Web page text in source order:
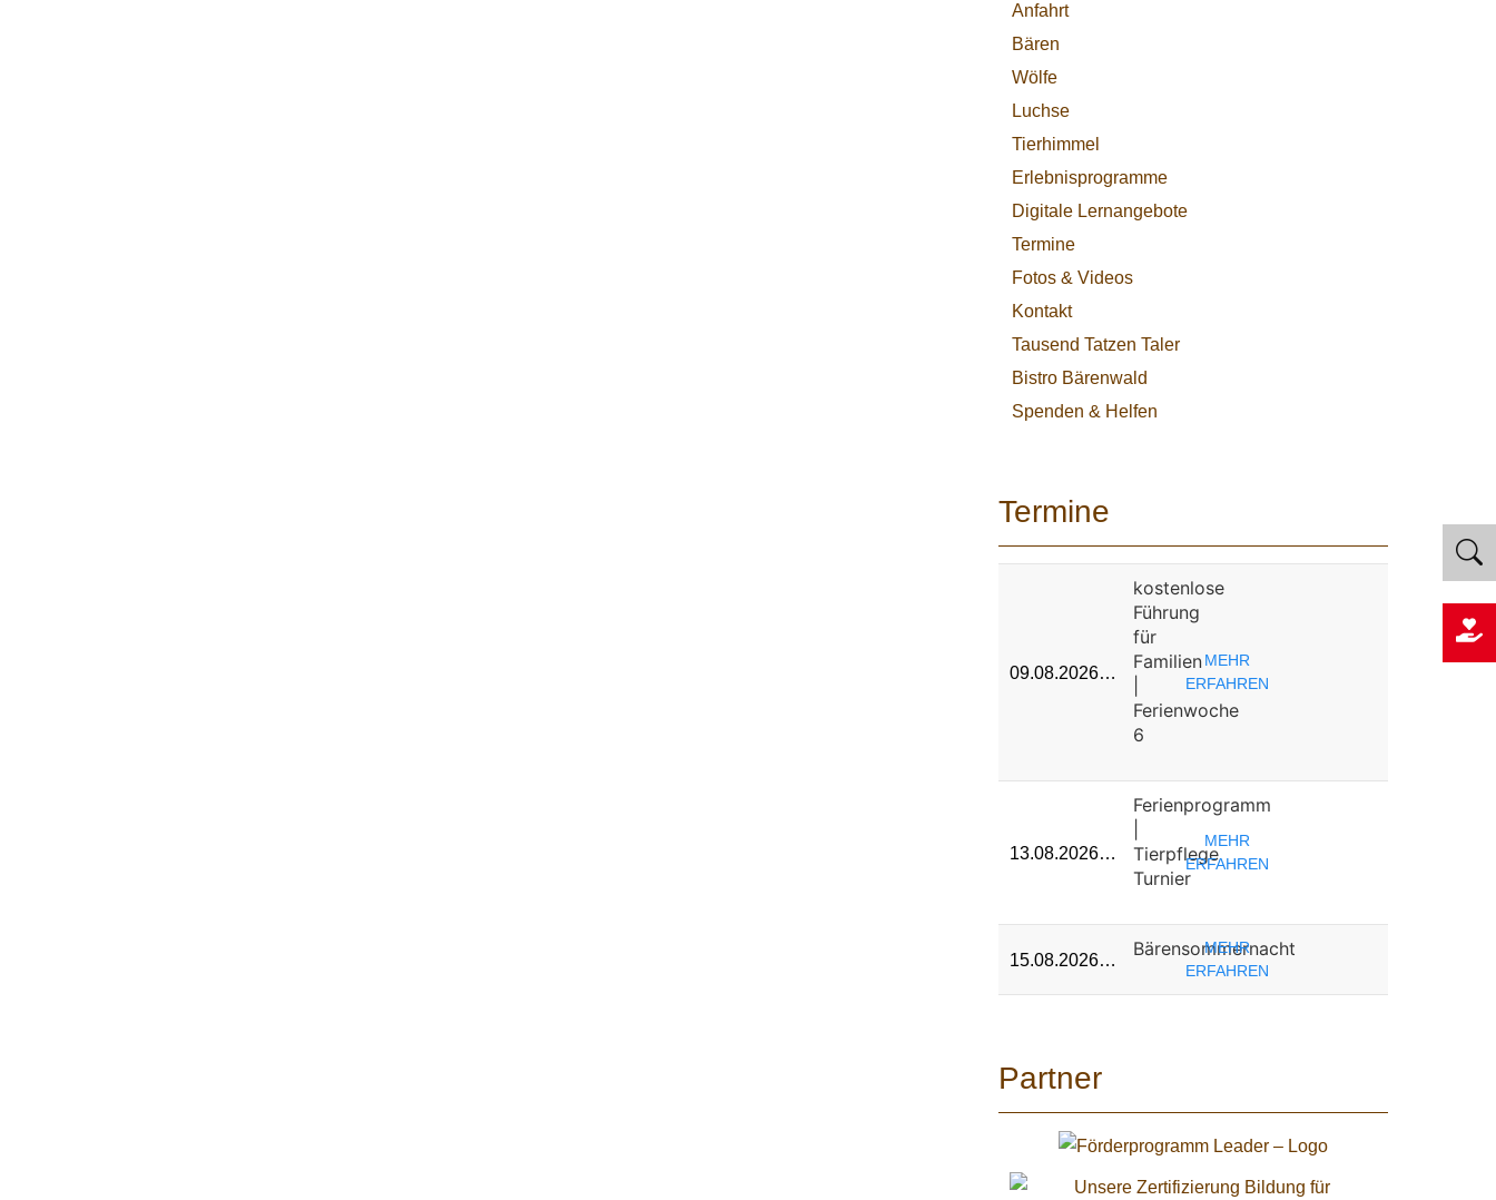
Anfahrt
Bären
Wölfe
Luchse
Tierhimmel
Erlebnisprogramme
Digitale Lernangebote
Termine
Fotos & Videos
Kontakt
Tausend Tatzen Taler
Bistro Bärenwald
Spenden & Helfen
Termine
09.08.2026…
kostenlose
Führung
für
Familien
Ferienwoche
6
MEHR
ERFAHREN
13.08.2026…
Ferienprogramm
Tierpflege
Turnier
MEHR
ERFAHREN
15.08.2026… Bärensommernacht
MEHR
ERFAHREN
Partner